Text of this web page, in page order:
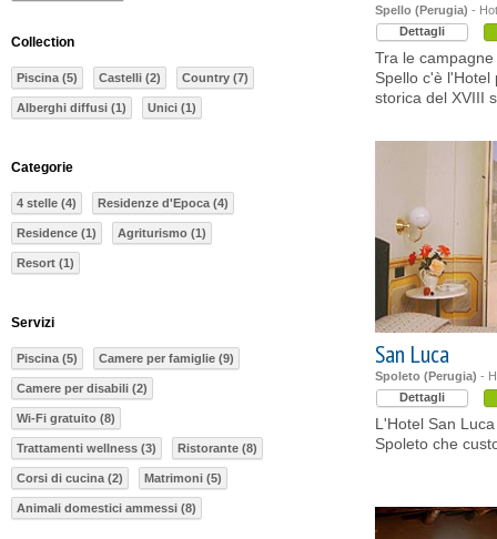
Spello (Perugia) -
Dettagli
Tra le
Spello c'è l'Hotel
storica del XVIII
San Luca
Spoleto (Perugia) -
Dettagli
L'Hotel San
Spoleto che
Collection
Piscina (5) Castelli (2) Country (7)
Alberghi diffusi (1) Unici (1)
Categorie
4 stelle (4) Residenze d'Epoca (4)
Residence (1) Agriturismo (1)
Resort (1)
Servizi
Piscina (5) Camere per famiglie (9)
Camere per disabili (2)
Wi-Fi gratuito (8)
Trattamenti wellness (3) Ristorante (8)
Corsi di cucina (2) Matrimoni (5)
Animali domestici ammessi (8)